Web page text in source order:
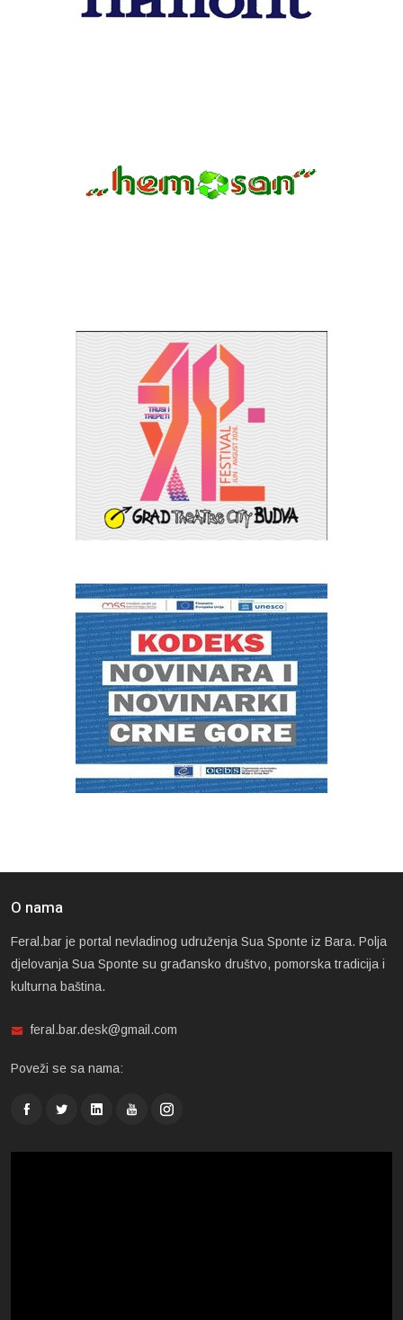
O nama
Feral.bar je portal nevladinog udruženja Sua Sponte iz Bara. Polja
djelovanja Sua Sponte su građansko društvo, pomorska tradicija i
kulturna baština.
feral.bar.desk@gmail.com
Poveži se sa nama: